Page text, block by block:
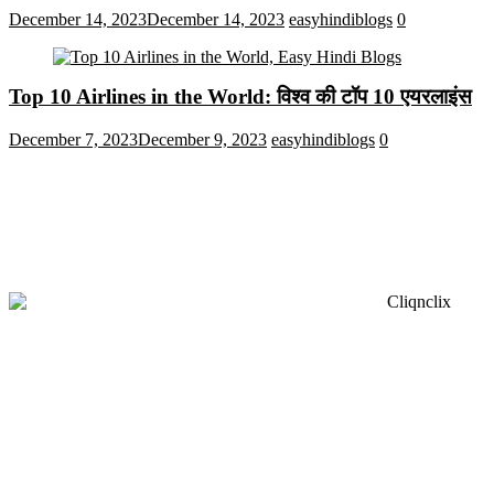
December 14, 2023December 14, 2023 easyhindiblogs 0
Top 10 Airlines in the World: विश्व की टॉप 10 एयरलाइंस
December 7, 2023December 9, 2023 easyhindiblogs 0